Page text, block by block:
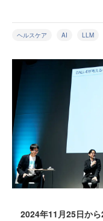
ヘルスケア AI LLM
2024年11月25日から